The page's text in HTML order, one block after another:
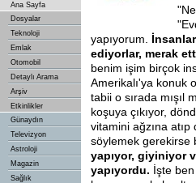
Ana Sayfa
Dosyalar
Teknoloji
Emlak
Otomobil
Detaylı Arama
Arşiv
Etkinlikler
Günaydın
Televizyon
Astroloji
Magazin
Sağlık
"Ne
yapıyorum.
ediyorlar, merak
benim işim birçok
Amerikalı'ya konuk
tabii o sırada mışıl
koşuya çıkıyor,
vitamini ağzına
söylemek gerekirse
yapıyor, giyiniyor
yapıyordu. İşte